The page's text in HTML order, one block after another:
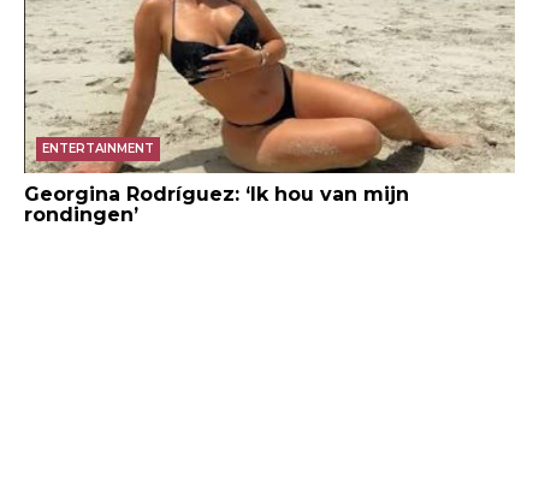
ENTERTAINMENT
Georgina Rodríguez: ‘Ik hou van mijn
rondingen’